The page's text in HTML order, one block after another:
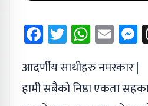
Facebook
Twitter
आदर्णीय साथीहरु नमस्कार |
हामी सबैको निष्ठा एकता